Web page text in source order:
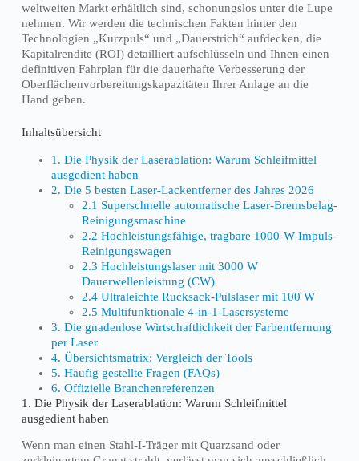
weltweiten Markt erhältlich sind, schonungslos unter die Lupe
nehmen. Wir werden die technischen Fakten hinter den
Technologien „Kurzpuls“ und „Dauerstrich“ aufdecken, die
Kapitalrendite (ROI) detailliert aufschlüsseln und Ihnen einen
definitiven Fahrplan für die dauerhafte Verbesserung der
Oberflächenvorbereitungskapazitäten Ihrer Anlage an die
Hand geben.
Inhaltsübersicht
1. Die Physik der Laserablation: Warum Schleifmittel
ausgedient haben
2. Die 5 besten Laser-Lackentferner des Jahres 2026
2.1 Superschnelle automatische Laser-Bremsbelag-
Reinigungsmaschine
2.2 Hochleistungsfähige, tragbare 1000-W-Impuls-
Reinigungswagen
2.3 Hochleistungslaser mit 3000 W
Dauerwellenleistung (CW)
2.4 Ultraleichte Rucksack-Pulslaser mit 100 W
2.5 Multifunktionale 4-in-1-Lasersysteme
3. Die gnadenlose Wirtschaftlichkeit der Farbentfernung
per Laser
4. Übersichtsmatrix: Vergleich der Tools
5. Häufig gestellte Fragen (FAQs)
6. Offizielle Branchenreferenzen
1. Die Physik der Laserablation: Warum Schleifmittel
ausgedient haben
Wenn man einen Stahl-I-Träger mit Quarzsand oder